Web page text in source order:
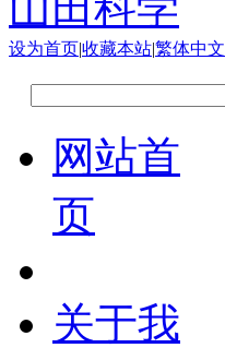
设为首页|收藏本站|繁体中文
网站首
页
关于我